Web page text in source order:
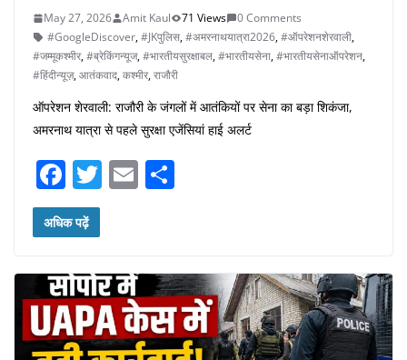
May 27, 2026 Amit Kaul 71 Views
0 Comments
#GoogleDiscover,#JKपुलिस,#अमरनाथयात्रा2026,#ऑपरेशनशेरवाली,
#जम्मूकश्मीर,#ब्रेकिंगन्यूज,#भारतीयसुरक्षाबल,#भारतीयसेना,#भारतीयसेनाऑपरेशन,
#हिंदीन्यूज़,आतंकवाद,कश्मीर,राजौरी
ऑपरेशन शेरवाली: राजौरी के जंगलों में आतंकियों पर सेना का बड़ा शिकंजा,
अमरनाथ यात्रा से पहले सुरक्षा एजेंसियां हाई अलर्ट
F
a
c
b
o
o
T E
अधिक पढ़ें